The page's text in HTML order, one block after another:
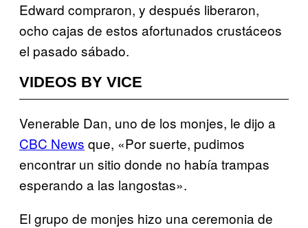
Edward compraron, y después liberaron,
ocho cajas de estos afortunados crustáceos
el pasado sábado.
VIDEOS BY VICE
Venerable Dan, uno de los monjes, le dijo a
CBC News que, «Por suerte, pudimos
encontrar un sitio donde no había trampas
esperando a las langostas».
El grupo de monjes hizo una ceremonia de